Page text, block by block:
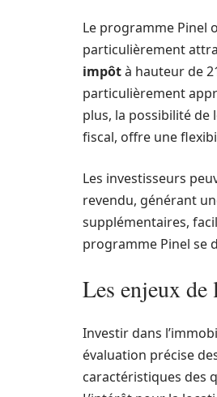
Le programme Pinel
particulièrement
impôtà hauteur de
particulièrement
plus, la possibilité de
fiscal, offre une
Les investisseurs
revendu, générant
supplémentaires,
programme Pinel se
Les enjeux de
Investir dans
évaluation précise
caractéristiques des